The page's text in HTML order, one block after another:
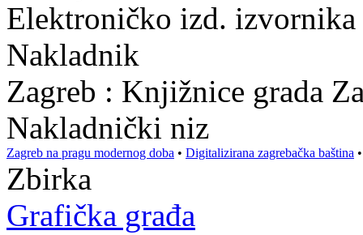
Elektroničko izd.
Nakladnik
Zagreb : Knjižnice grada
Nakladnički niz
Zagreb na pragu modernog doba • Digitalizirana zagrebačka baština
Zbirka
Grafička građa